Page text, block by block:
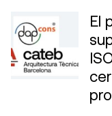
El